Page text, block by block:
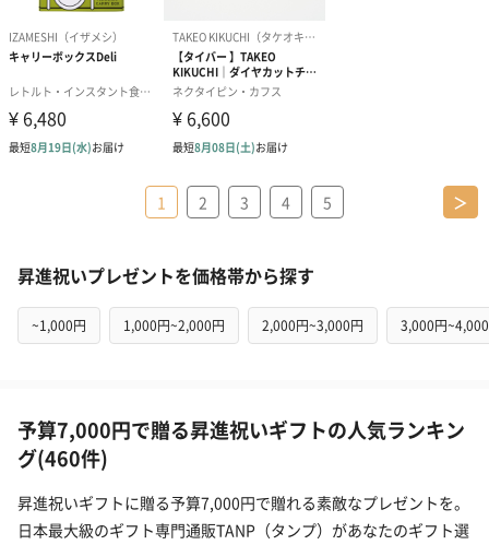
1 2 3 4 5 ＞
昇進祝いプレゼントを価格帯から探す
~1,000円 1,000円~2,000円 2,000円~3,000円 3,000円
予算7,000円で贈る昇進祝いギフトの人気ランキン
グ(460件)
昇進祝いギフトに贈る予算7,000円で贈れる素敵なプレゼントを。
日本最大級のギフト専門通販TANP（タンプ）があなたのギフト選